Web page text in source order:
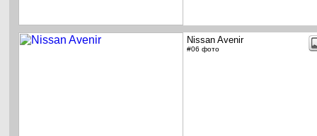
Nissan Avenir
#06 фото